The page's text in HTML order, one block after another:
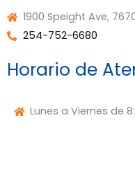
1900 Speight Ave,
254-752-6680
Horario de
Lunes a Viernes de